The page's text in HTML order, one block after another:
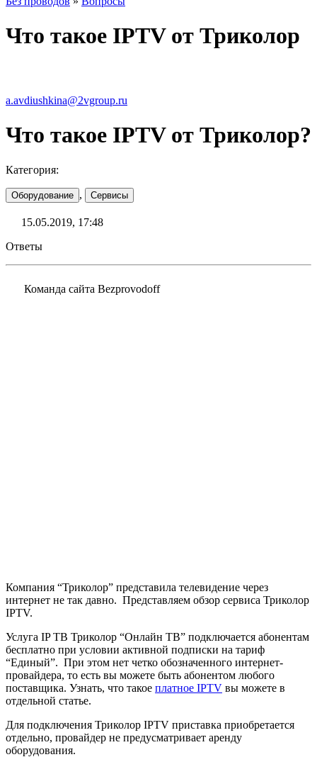
Что такое IPTV от Триколор
a.avdiushkina@2vgroup.ru
Что такое IPTV от Триколор?
Категория:
Оборудование , Сервисы
15.05.2019, 17:48
Ответы
Команда сайта Bezprovodoff
Компания “Триколор” представила телевидение через
интернет не так давно. Представляем обзор сервиса Триколор
IPTV.
Услуга IP ТВ Триколор “Онлайн ТВ” подключается абонентам
бесплатно при условии активной подписки на тариф
“Единый”. При этом нет четко обозначенного интернет-
провайдера, то есть вы можете быть абонентом любого
поставщика. Узнать, что такое платное IPTV вы можете в
отдельной статье.
Для подключения Триколор IPTV приставка приобретается
отдельно, провайдер не предусматривает аренду
оборудования.